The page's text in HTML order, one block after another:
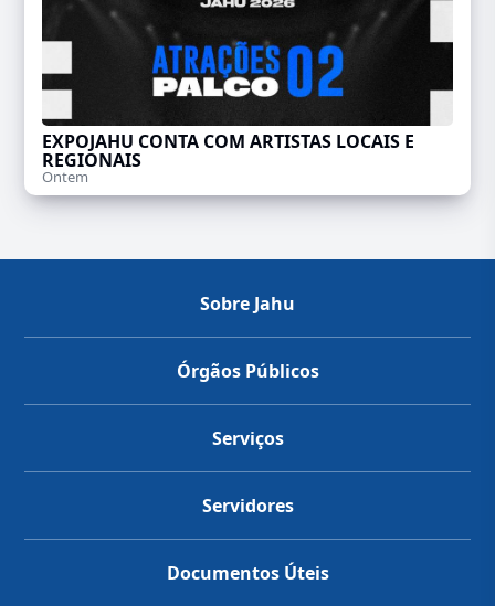
EXPOJAHU CONTA COM ARTISTAS LOCAIS E
REGIONAIS
Ontem
Sobre Jahu
Órgãos Públicos
Serviços
Servidores
Documentos Úteis